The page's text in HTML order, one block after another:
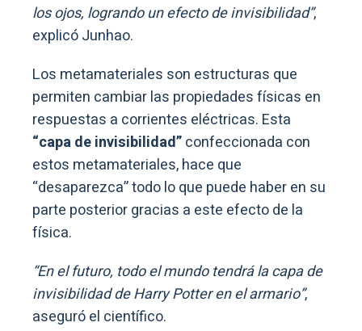
los ojos, logrando un efecto de invisibilidad”,
explicó Junhao.
Los metamateriales son estructuras que
permiten cambiar las propiedades físicas en
respuestas a corrientes eléctricas. Esta
“capa de invisibilidad”confeccionada con
estos metamateriales, hace que
“desaparezca” todo lo que puede haber en su
parte posterior gracias a este efecto de la
física.
“En el futuro, todo el mundo tendrá la capa de
invisibilidad de Harry Potter en el armario”,
aseguró el científico.